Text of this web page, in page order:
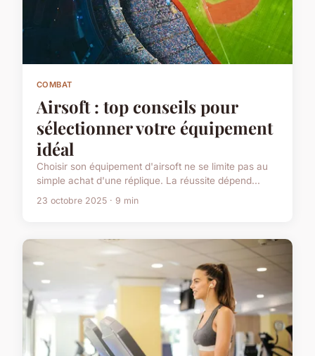
COMBAT
Airsoft : top conseils pour
sélectionner votre équipement
idéal
Choisir son équipement d'airsoft ne se limite pas au
simple achat d'une réplique. La réussite dépend...
23 octobre 2025 · 9 min